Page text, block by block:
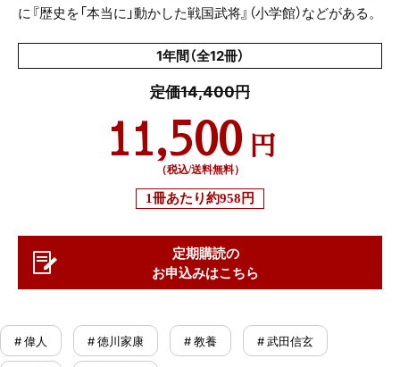
に『歴史を「本当に」動かした戦国武将』（小学館）などがある。
1年間（全12冊）
定価14,400円
11,500 円
（税込/送料無料）
1冊あたり約958円
定期購読の
お申込みはこちら
# 偉人 # 徳川家康 # 教養 # 武田信玄